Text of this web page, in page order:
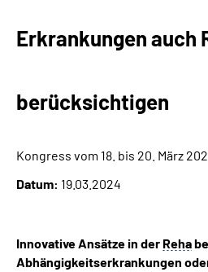
Suche
Inhalte in Gebärdensprache
Erkrankungen auch
berücksichtigen
Kongress vom 18. bis 20. März
Datum: 19.03.2024
Innovative Ansätze in der Reha
Abhängigkeitserkrankungen